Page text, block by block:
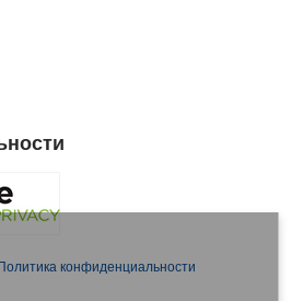
Политика конфиденциальности